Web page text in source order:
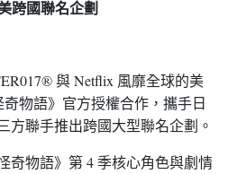
跨國聯名企劃
與 Netflix 風靡全球的美
奇物語》官方授權合作，攜手日
方聯手推出跨國大型聯名企劃。
奇物語》第 4 季核心角色與劇情